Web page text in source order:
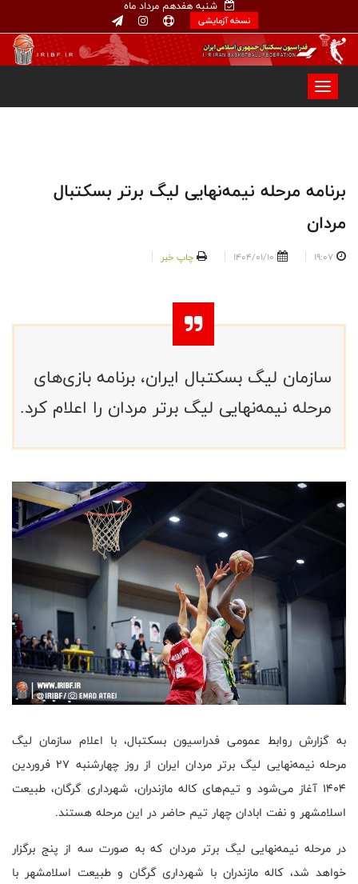
شنبه هفدهم مرداد ماه
نسخه آزمایشی
برنامه مرحله نیمه‌نهایی لیگ برتر بسکتبال
مردان
19:07
1404/01/10 چاپ خبر
سازمان لیگ بسکتبال ایران، برنامه بازی‌های
مرحله نیمه‌نهایی لیگ برتر مردان را اعلام کرد.
به گزارش روابط عمومی فدراسیون بسکتبال، با اعلام سازمان لیگ
مرحله نیمه‌نهایی لیگ برتر مردان ایران از روز چهارشنبه ۲۷ فروردین
۱۴۰۴ آغاز می‌شود و تیم‌های کاله مازندران، شهرداری گرگان، طبیعت
اسلامشهر و نفت ابادان چهار تیم حاضر در این مرحله هستند.
در مرحله نیمه‌نهایی لیگ برتر مردان که به صورت سه از پنج برگزار
خواهد شد، کاله مازندران با شهرداری گرگان و طبیعت اسلامشهر با